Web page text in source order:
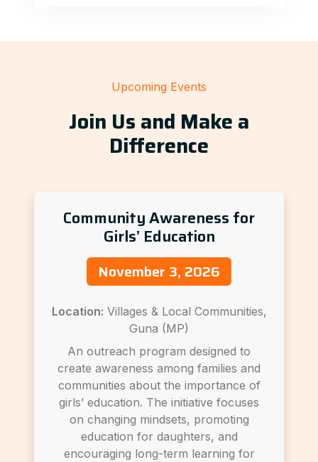
Upcoming Events
Join Us and Make a
Difference
Community Awareness for
Girls’ Education
November 3, 2026
Location: Villages & Local Communities,
Guna (MP)
An outreach program designed to
create awareness among families and
communities about the importance of
girls’ education. The initiative focuses
on changing mindsets, promoting
education for daughters, and
encouraging long-term learning for